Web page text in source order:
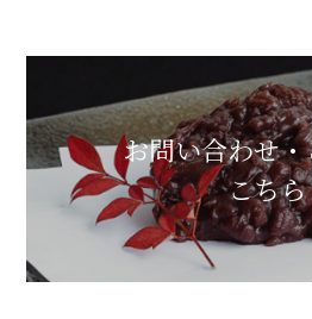
お問い合わせ
こちら